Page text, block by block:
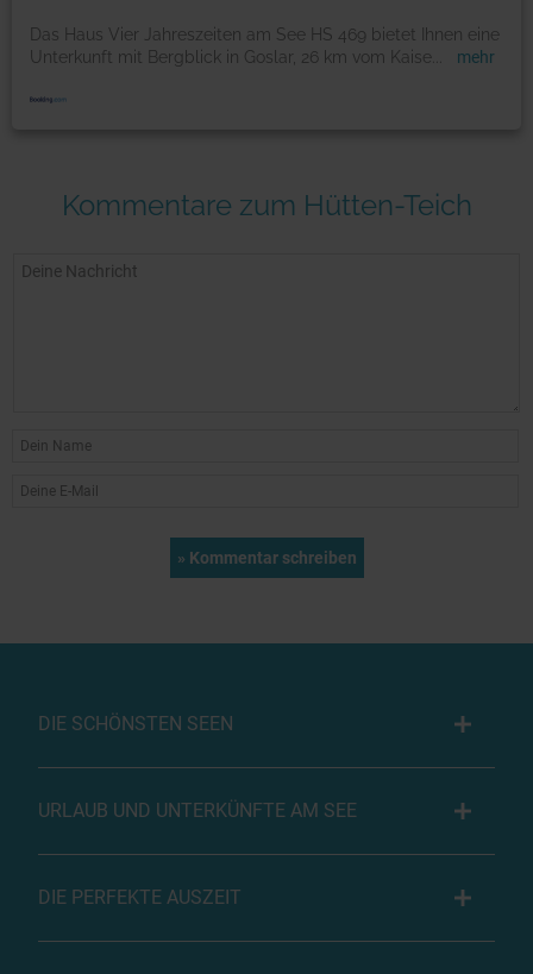
Das Haus Vier Jahreszeiten am See HS 469 bietet Ihnen eine
Unterkunft mit Bergblick in Goslar, 26 km vom Kaise
mehr
Kommentare zum Hütten-Teich
DIE SCHÖNSTEN SEEN
URLAUB UND UNTERKÜNFTE AM SEE
DIE PERFEKTE AUSZEIT